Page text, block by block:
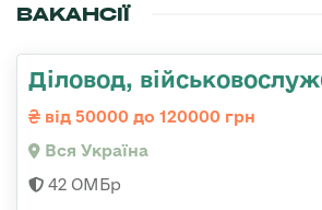
ВАКАНСІЇ
Діловод,
від 50000 до 120000 грн
Вся Україна
42 ОМБр